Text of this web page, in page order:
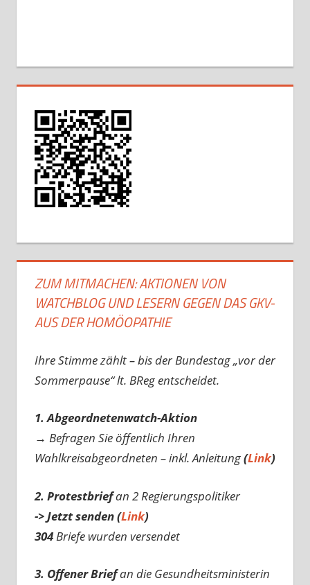
ZUM MITMACHEN: AKTIONEN VON
WATCHBLOG UND LESERN GEGEN DAS GKV-
AUS DER HOMÖOPATHIE
Ihre Stimme zählt – bis der Bundestag „vor der
Sommerpause“ lt. BReg entscheidet.
1. Abgeordnetenwatch-Aktion
→ Befragen Sie öffentlich Ihren
Wahlkreisabgeordneten – inkl. Anleitung(Link)
2. Protestbriefan 2 Regierungspolitiker
-> Jetzt senden (Link)
304Briefe wurden versendet
3. Offener Briefan die Gesundheitsministerin